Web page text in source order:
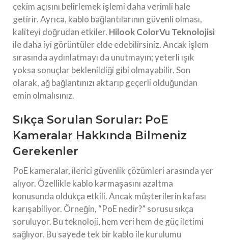
çekim açısını belirlemek işlemi daha verimli hale
getirir. Ayrıca, kablo bağlantılarının güvenli olması,
kaliteyi doğrudan etkiler. Hilook ColorVu Teknolojisi
ile daha iyi görüntüler elde edebilirsiniz. Ancak işlem
sırasında aydınlatmayı da unutmayın; yeterli ışık
yoksa sonuçlar beklenildiği gibi olmayabilir. Son
olarak, ağ bağlantınızı aktarıp geçerli olduğundan
emin olmalısınız.
Sıkça Sorulan Sorular: PoE
Kameralar Hakkında Bilmeniz
Gerekenler
PoE kameralar, ilerici güvenlik çözümleri arasında yer
alıyor. Özellikle kablo karmaşasını azaltma
konusunda oldukça etkili. Ancak müşterilerin kafası
karışabiliyor. Örneğin, “PoE nedir?” sorusu sıkça
soruluyor. Bu teknoloji, hem veri hem de güç iletimi
sağlıyor. Bu sayede tek bir kablo ile kurulumu